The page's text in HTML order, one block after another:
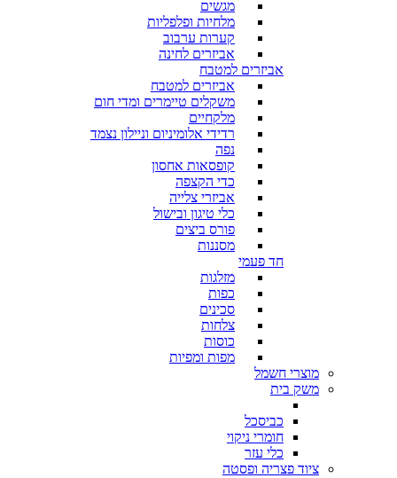
מגשים
מלחיות ופלפליות
קערות ערבוב
אביזרים לחינה
אביזרים למטבח
אביזרים למטבח
משקלים טיימרים ומדי חום
מלקחיים
רדידי אלומיניום וניילון נצמד
נפה
קופסאות אחסון
כדי הקצפה
אביזרי צלייה
כלי טיגון ובישול
פורס ביצים
מסננות
חד פעמי
מזלגות
כפות
סכינים
צלחות
כוסות
מפות ומפיות
מוצרי חשמל
משק בית
כביסכל
חומרי ניקוי
כלי עזר
ציוד פצריה ופסטה